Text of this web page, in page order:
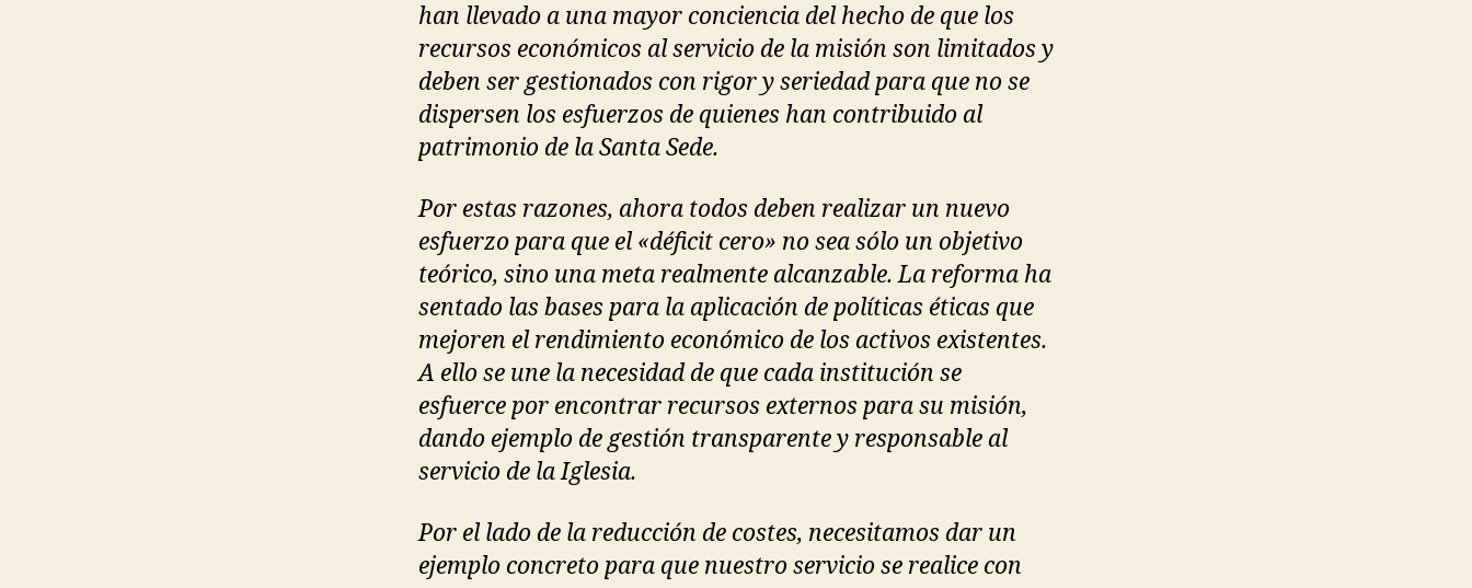
han llevado a una mayor conciencia del hecho de que los
recursos económicos al servicio de la misión son limitados y
deben ser gestionados con rigor y seriedad para que no se
dispersen los esfuerzos de quienes han contribuido al
patrimonio de la Santa Sede.
Por estas razones, ahora todos deben realizar un nuevo
esfuerzo para que el «déficit cero» no sea sólo un objetivo
teórico, sino una meta realmente alcanzable. La reforma ha
sentado las bases para la aplicación de políticas éticas que
mejoren el rendimiento económico de los activos existentes.
A ello se une la necesidad de que cada institución se
esfuerce por encontrar recursos externos para su misión,
dando ejemplo de gestión transparente y responsable al
servicio de la Iglesia.
Por el lado de la reducción de costes, necesitamos dar un
ejemplo concreto para que nuestro servicio se realice con